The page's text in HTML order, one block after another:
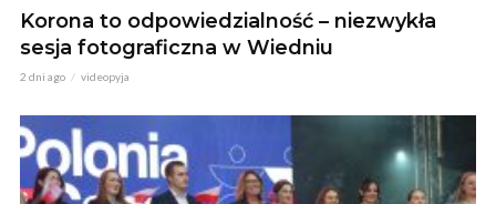
Korona to odpowiedzialność – niezwykła
sesja fotograficzna w Wiedniu
2 dni ago videopyja